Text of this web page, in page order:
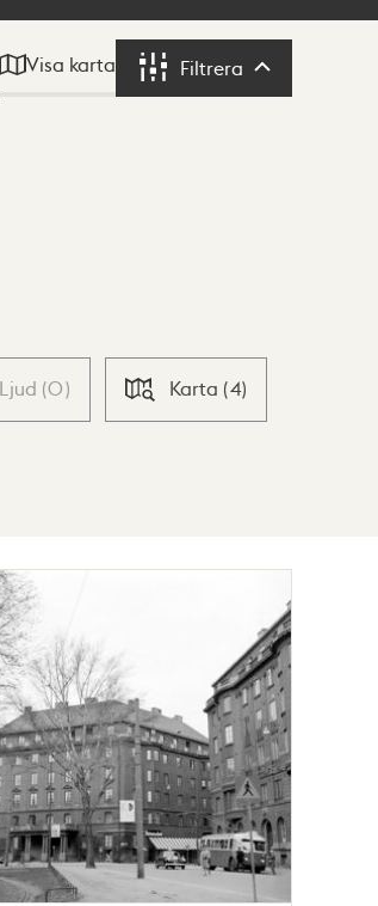
Visa karta Filtrera Filtrera
Ljud (0) Karta (4)